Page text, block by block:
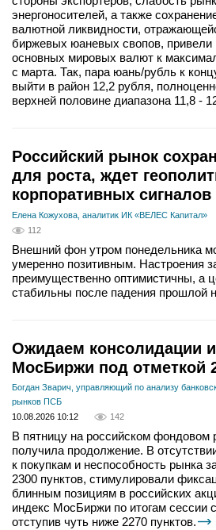
энергоносителей, а также
валютной ликвидности,
биржевых юаневых свопов, привели
основных мировых валют к
с марта. Так, пара юань/рубль к
выйти в район 12,2 рубля,
верхней половине диапазона 11,8 -
Российский рынок
для роста, ждет
корпоративных сигналов
Елена Кожухова, аналитик ИК «ВЕЛЕС Капитал»
112
Внешний фон утром понедельника
умеренно позитивным. Настроения
преимущественно оптимистичны, а
стабильны после падения прошлой
Ожидаем консолидации
МосБиржи под отметкой
Богдан Зварич, управляющий по анализу
рынков ПСБ
10.08.2026 10:12
142
В пятницу на российском фондовом
получила продолжение. В
к покупкам и неспособность рынка
2300 пунктов, стимулировали
блинным позициям в российских
индекс МосБиржи по итогам сессии
отступив чуть ниже 2270 пунктов.